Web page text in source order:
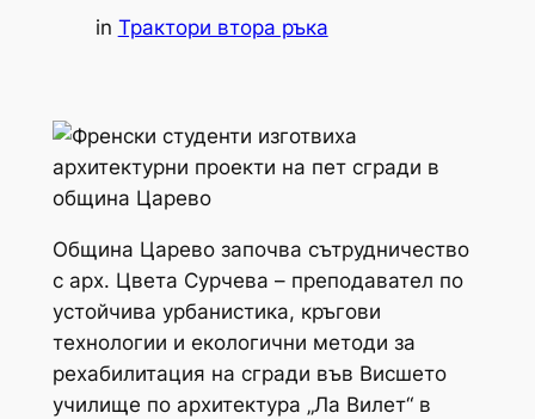
in Трактори втора ръка
Община Царево започва сътрудничество
с арх. Цвета Сурчева – преподавател по
устойчива урбанистика, кръгови
технологии и екологични методи за
рехабилитация на сгради във Висшето
училище по архитектура „Ла Вилет“ в